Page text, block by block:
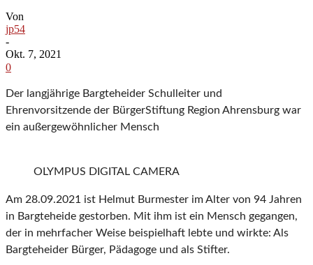
Von
jp54
-
Okt. 7, 2021
0
Der langjährige Bargteheider Schulleiter und
Ehrenvorsitzende der BürgerStiftung Region Ahrensburg war
ein außergewöhnlicher Mensch
OLYMPUS DIGITAL CAMERA
Am 28.09.2021 ist Helmut Burmester im Alter von 94 Jahren
in Bargteheide gestorben. Mit ihm ist ein Mensch gegangen,
der in mehrfacher Weise beispielhaft lebte und wirkte: Als
Bargteheider Bürger, Pädagoge und als Stifter.